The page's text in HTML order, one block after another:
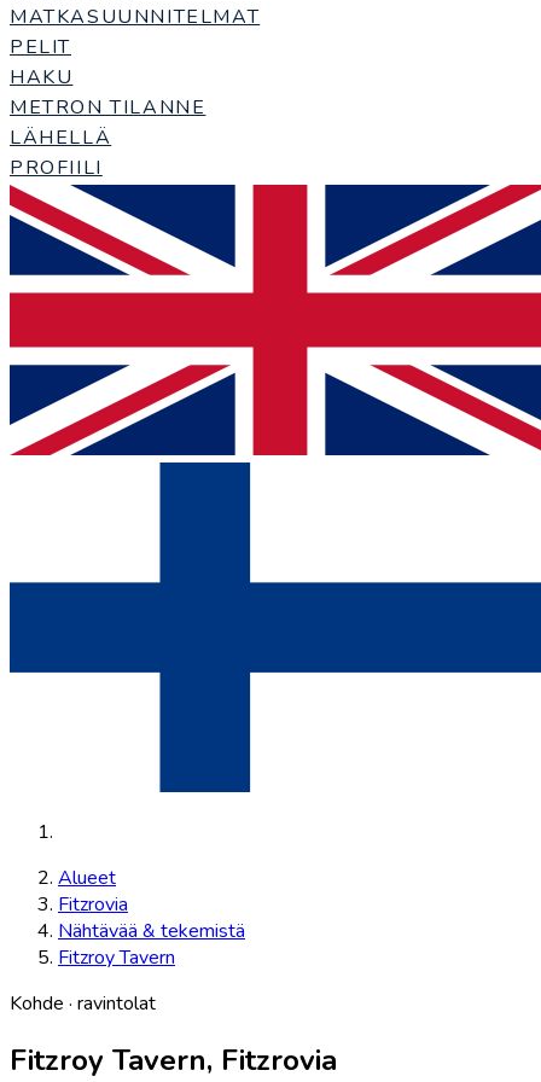
MATKASUUNNITELMAT
PELIT
HAKU
METRON TILANNE
LÄHELLÄ
PROFIILI
Alueet
Fitzrovia
Nähtävää & tekemistä
Fitzroy Tavern
Kohde · ravintolat
Fitzroy Tavern, Fitzrovia